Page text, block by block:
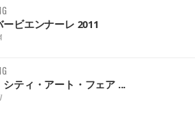
ビエンナーレ 2011
シティ・アート・フェア ...